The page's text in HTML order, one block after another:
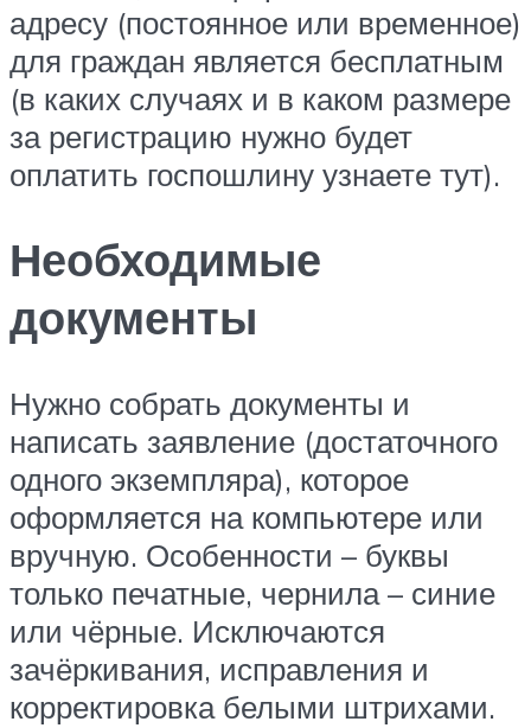
адресу (постоянное или временное)
для граждан является бесплатным
(в каких случаях и в каком размере
за регистрацию нужно будет
оплатить госпошлину узнаете тут).
Необходимые
документы
Нужно собрать документы и
написать заявление (достаточного
одного экземпляра), которое
оформляется на компьютере или
вручную. Особенности – буквы
только печатные, чернила – синие
или чёрные. Исключаются
зачёркивания, исправления и
корректировка белыми штрихами.